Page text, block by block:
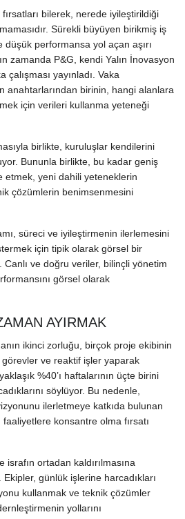
bilerek, nerede iyileştirildiği
Sürekli büyüyen birikmiş iş
performansa yol açan aşırı
zamanda P&G, kendi Yalın İnovasyon
yayınladı. Vaka
anahtarlarından birinin, hangi alanlara
için verileri kullanma yeteneği
birlikte, kuruluşlar kendilerini
Bununla birlikte, bu kadar geniş
etmek, yeni dahili yeteneklerin
çözümlerin benimsenmesini
süreci ve iyileştirmenin ilerlemesini
için tipik olarak görsel bir
ve doğru veriler, bilinçli yönetim
görsel olarak
AYIRMAK
ikinci zorluğu, birçok proje ekibinin
ve reaktif işler yaparak
%40’ı haftalarının üçte birini
söylüyor. Bu nedenle,
ilerletmeye katkıda bulunan
konsantre olma fırsatı
ortadan kaldırılmasına
günlük işlerine harcadıkları
kullanmak ve teknik çözümler
yollarını